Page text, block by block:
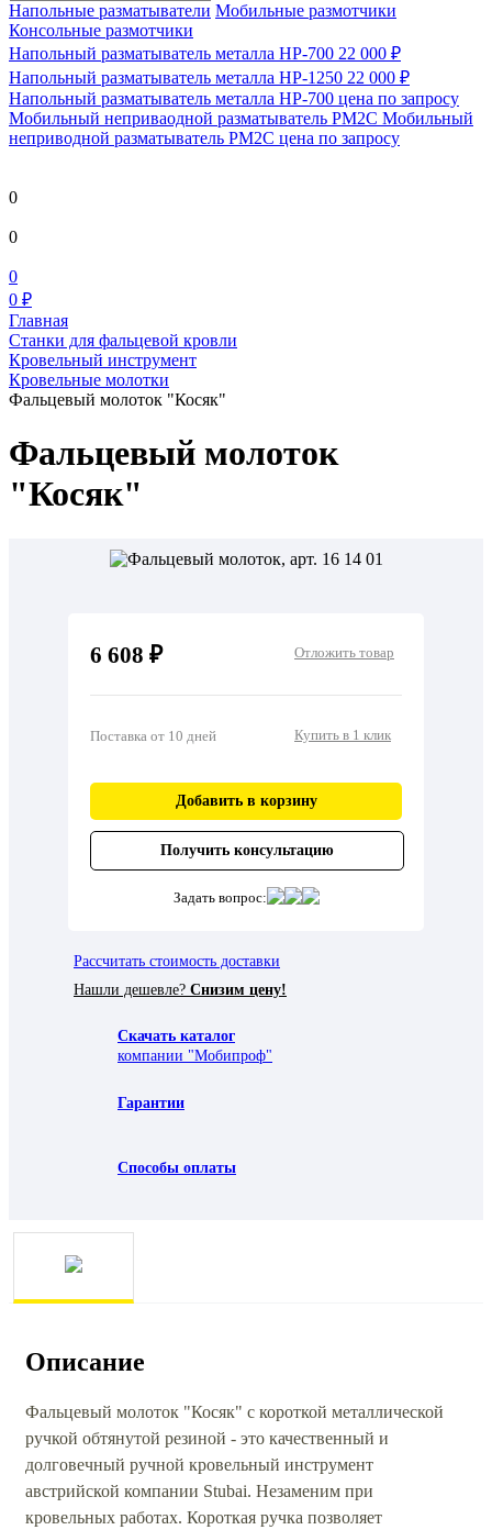
Напольные разматыватели Мобильные размотчики
Консольные размотчики
Напольный разматыватель металла HP-700 22 000 ₽
Напольный разматыватель металла HP-1250 22 000 ₽
Напольный разматыватель металла HP-700 цена по запросу
Мобильный непривaодной разматыватель РМ2С Мобильный
неприводной разматыватель РМ2С цена по запросу
0
0
0
0 ₽
Главная
Станки для фальцевой кровли
Кровельный инструмент
Кровельные молотки
Фальцевый молоток "Косяк"
Фальцевый молоток
"Косяк"
6 608 ₽ Отложить товар
Поставка от 10 дней Купить в 1 клик
Добавить в корзину
Получить консультацию
Задать вопрос:
Рассчитать стоимость доставки
Нашли дешевле? Снизим цену!
Скачать каталог
компании "Мобипроф"
Гарантии
Способы оплаты
Описание
Фальцевый молоток "Косяк" с короткой металлической
ручкой обтянутой резиной - это качественный и
долговечный ручной кровельный инструмент
австрийской компании Stubai. Незаменим при
кровельных работах. Короткая ручка позволяет